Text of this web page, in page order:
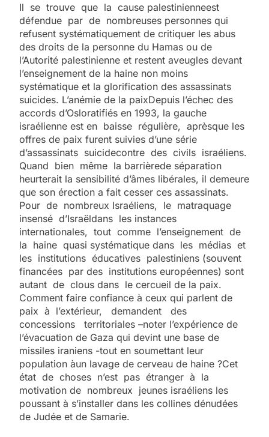
Il se trouve que la cause palestinienneest
défendue par de nombreuses personnes qui
refusent systématiquement de critiquer les abus
des droits de la personne du Hamas ou de
l’Autorité palestinienne et restent aveugles devant
l’enseignement de la haine non moins
systématique et la glorification des assassinats
suicides. L’anémie de la paixDepuis l’échec des
accords d’Osloratifiés en 1993, la gauche
israélienne est en baisse régulière, aprèsque les
offres de paix furent suivies d’une série
d’assassinats suicidecontre des civils israéliens.
Quand bien même la barrièrede séparation
heurterait la sensibilité d’âmes libérales, il demeure
que son érection a fait cesser ces assassinats.
Pour de nombreux Israéliens, le matraquage
insensé d’Israëldans les instances
internationales, tout comme l’enseignement de
la haine quasi systématique dans les médias et
les institutions éducatives palestiniens (souvent
financées par des institutions européennes) sont
autant de clous dans le cercueil de la paix.
Comment faire confiance à ceux qui parlent de
paix à l’extérieur, demandent des
concessions territoriales –noter l’expérience de
l’évacuation de Gaza qui devint une base de
missiles iraniens -tout en soumettant leur
population àun lavage de cerveau de haine ?Cet
état de choses n’est pas étranger à la
motivation de nombreux jeunes israéliens les
poussant à s’installer dans les collines dénudées
de Judée et de Samarie.